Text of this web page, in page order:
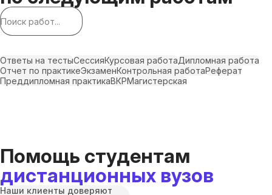
Ответы на тестыСессияКурсовая работаДипломная работа
Отчет по практикеЭкзаменКонтрольная работаРеферат
Преддипломная практикаВКРМагистерская
Помощь студентам
дистанционных вузов
Наши клиенты доверяют